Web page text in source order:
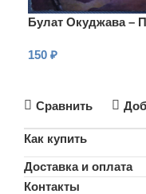
Булат Окуджава –
150 ₽
Сравнить
Как купить
Доставка и оплата
Контакты